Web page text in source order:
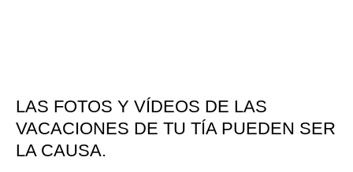
LAS FOTOS Y VÍDEOS DE LAS
VACACIONES DE TU TÍA PUEDEN SER
LA CAUSA.